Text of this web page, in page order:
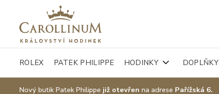
ROLEX PATEK PHILIPPE HODINKY DOPLŇKY
Nový butik Patek Philippe již otevřen na adrese Pařížská 6.